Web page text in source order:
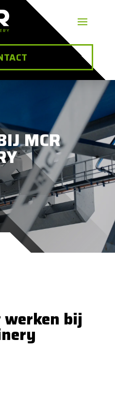
MCR
bij